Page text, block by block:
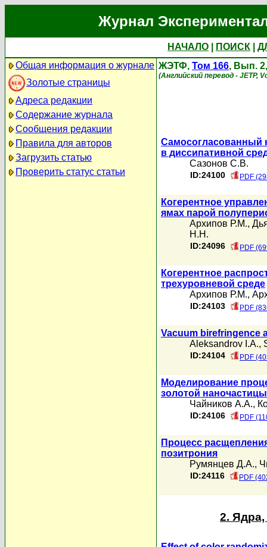
Журнал
НАЧАЛО ПОИСК
Общая информация о журнале
Золотые страницы
Адреса редакции
Содержание журнала
Сообщения редакции
Правила для авторов
Загрузить статью
Проверить статус статьи
ЖЭТФ, Том 166, Вып.
(Английский перевод - JETP,
Самосогласованный
в диссипативной
Сазонов С.В.
ID:24100 PDF
Когерентное
ямах парой
Архипов Р.М.,
Н.Н.
ID:24096 PDF
Когерентное
трехуровневой среде
Архипов Р.М.,
ID:24103 PDF
Vacuum birefringence
Aleksandrov I.A.,
ID:24104 PDF
Моделирование
золотой
Чайников А.А.,
ID:24106 PDF
Процесс
позитрония
Румянцев Д.А.,
ID:24116 PDF
2. Ядра,